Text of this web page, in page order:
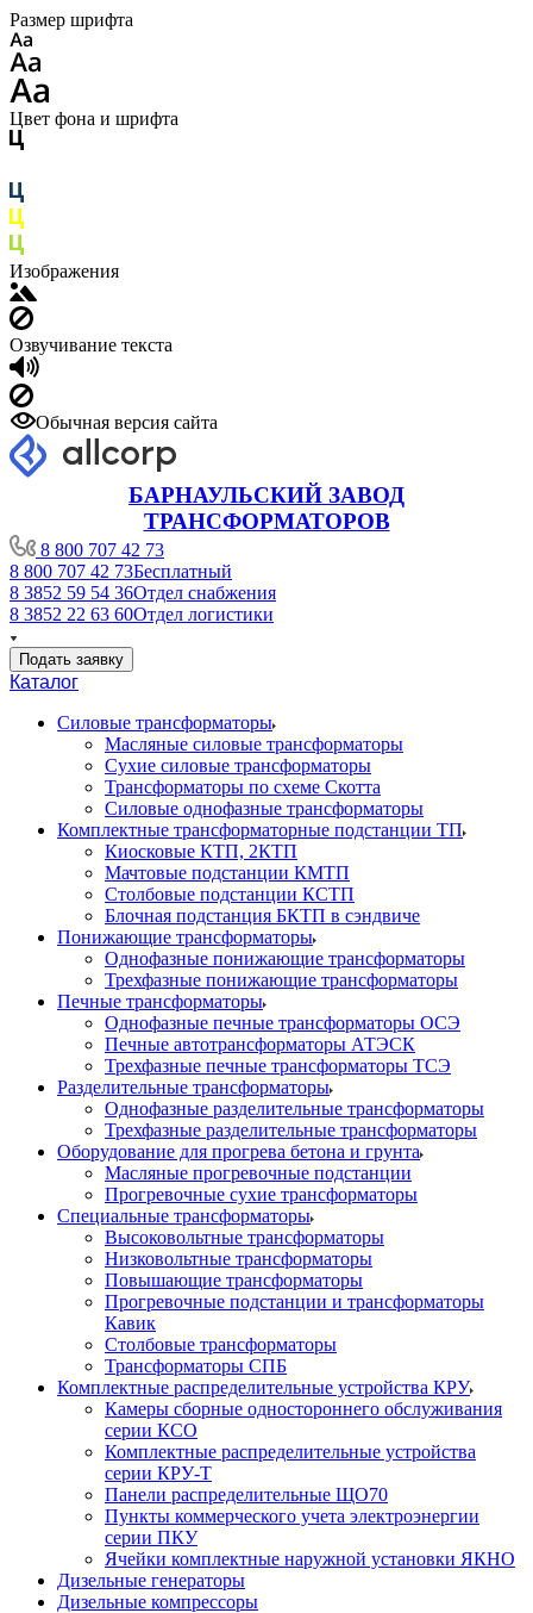
Размер шрифта
Цвет фона и шрифта
Изображения
Озвучивание текста
Обычная версия сайта
БАРНАУЛЬСКИЙ ЗАВОД
ТРАНСФОРМАТОРОВ
8 800 707 42 73
8 800 707 42 73Бесплатный
8 3852 59 54 36Отдел снабжения
8 3852 22 63 60Отдел логистики
Подать заявку
Каталог
Силовые трансформаторы
Масляные силовые трансформаторы
Сухие силовые трансформаторы
Трансформаторы по схеме Скотта
Силовые однофазные трансформаторы
Комплектные трансформаторные подстанции ТП
Киосковые КТП, 2КТП
Мачтовые подстанции КМТП
Столбовые подстанции КСТП
Блочная подстанция БКТП в сэндвиче
Понижающие трансформаторы
Однофазные понижающие трансформаторы
Трехфазные понижающие трансформаторы
Печные трансформаторы
Однофазные печные трансформаторы ОСЭ
Печные автотрансформаторы АТЭСК
Трехфазные печные трансформаторы ТСЭ
Разделительные трансформаторы
Однофазные разделительные трансформаторы
Трехфазные разделительные трансформаторы
Оборудование для прогрева бетона и грунта
Масляные прогревочные подстанции
Прогревочные сухие трансформаторы
Специальные трансформаторы
Высоковольтные трансформаторы
Низковольтные трансформаторы
Повышающие трансформаторы
Прогревочные подстанции и трансформаторы
Кавик
Столбовые трансформаторы
Трансформаторы СПБ
Комплектные распределительные устройства КРУ
Камеры сборные одностороннего обслуживания
серии КСО
Комплектные распределительные устройства
серии КРУ-Т
Панели распределительные ЩО70
Пункты коммерческого учета электроэнергии
серии ПКУ
Ячейки комплектные наружной установки ЯКНО
Дизельные генераторы
Дизельные компрессоры